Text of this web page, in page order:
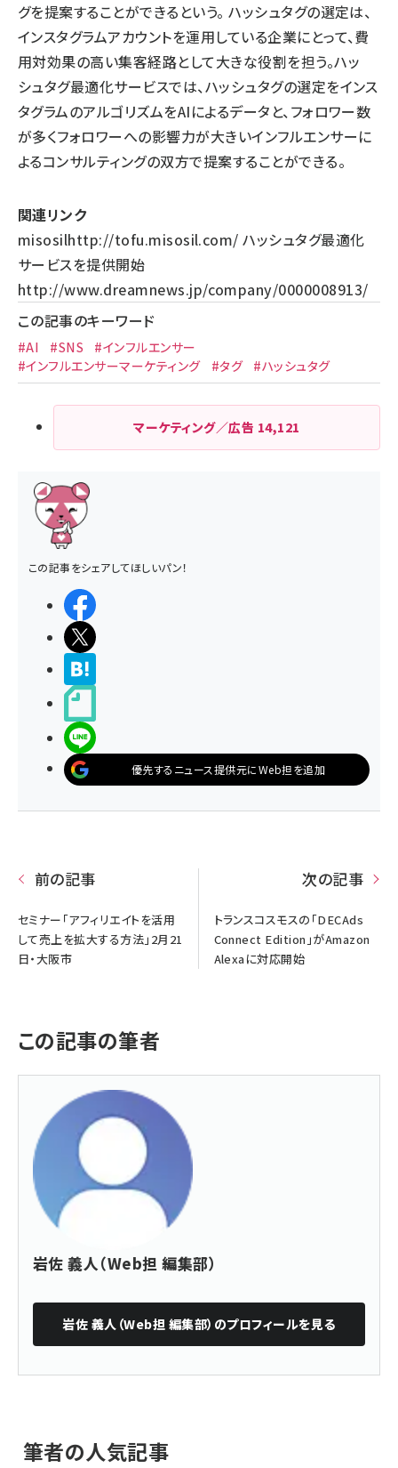
グを提案することができるという。 ハッシュタグの選定は、
インスタグラムアカウントを運用している企業にとって、費
用対効果の高い集客経路として大きな役割を担う。ハッ
シュタグ最適化サービスでは、ハッシュタグの選定をインス
タグラムのアルゴリズムをAIによるデータと、フォロワー数
が多くフォロワーへの影響力が大きいインフルエンサーに
よるコンサルティングの双方で提案することができる。
関連リンク
misosilhttp://tofu.misosil.com/ ハッシュタグ最適化
サービスを提供開始
http://www.dreamnews.jp/company/0000008913/
この記事のキーワード
#AI #SNS
#インフルエンサー
#インフルエンサーマーケティング
#タグ #ハッシュタグ
マーケティング／広告 14,121
この記事をシェアしてほしいパン！
優先するニュース提供元にWeb担を追加
前の記事
セミナー「アフィリエイトを活用
して売上を拡大する方法」2月21
日・大阪市
次の記事
トランスコスモスの「DECAds
Connect Edition」がAmazon
Alexaに対応開始
この記事の筆者
岩佐 義人（Web担 編集部）
岩佐 義人（Web担 編集部） のプロフィールを見る
筆者の人気記事